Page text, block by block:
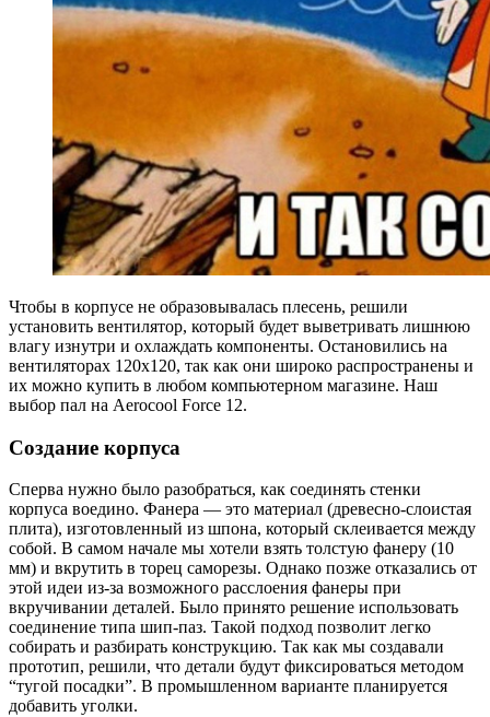
Чтобы в корпусе не образовывалась плесень, решили
установить вентилятор, который будет выветривать лишнюю
влагу изнутри и охлаждать компоненты. Остановились на
вентиляторах 120x120, так как они широко распространены и
их можно купить в любом компьютерном магазине. Наш
выбор пал на Aerocool Force 12.
Создание корпуса
Сперва нужно было разобраться, как соединять стенки
корпуса воедино. Фанера — это материал (древесно-слоистая
плита), изготовленный из шпона, который склеивается между
собой. В самом начале мы хотели взять толстую фанеру (10
мм) и вкрутить в торец саморезы. Однако позже отказались от
этой идеи из-за возможного расслоения фанеры при
вкручивании деталей. Было принято решение использовать
соединение типа шип-паз. Такой подход позволит легко
собирать и разбирать конструкцию. Так как мы создавали
прототип, решили, что детали будут фиксироваться методом
“тугой посадки”. В промышленном варианте планируется
добавить уголки.